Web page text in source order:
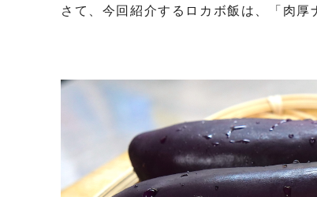
さて、今回紹介するロカボ飯は、「肉厚